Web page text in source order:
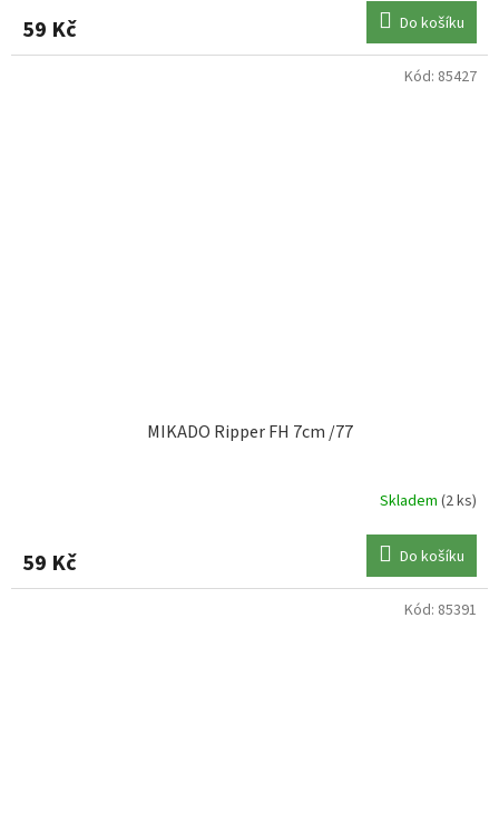
59 Kč Do košíku
MIKADO Ripper FH 7cm /77
Skladem (2 ks)
59 Kč Do košíku
Kód: 85427
Kód: 85391